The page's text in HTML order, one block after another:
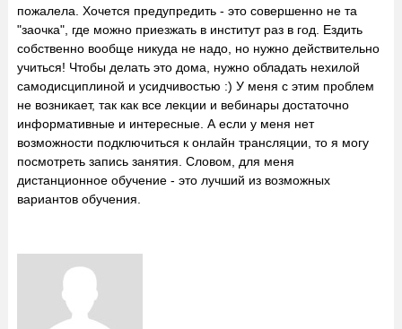
пожалела. Хочется предупредить - это совершенно не та
"заочка", где можно приезжать в институт раз в год. Ездить
собственно вообще никуда не надо, но нужно действительно
учиться! Чтобы делать это дома, нужно обладать нехилой
самодисциплиной и усидчивостью :) У меня с этим проблем
не возникает, так как все лекции и вебинары достаточно
информативные и интересные. А если у меня нет
возможности подключиться к онлайн трансляции, то я могу
посмотреть запись занятия. Словом, для меня
дистанционное обучение - это лучший из возможных
вариантов обучения.